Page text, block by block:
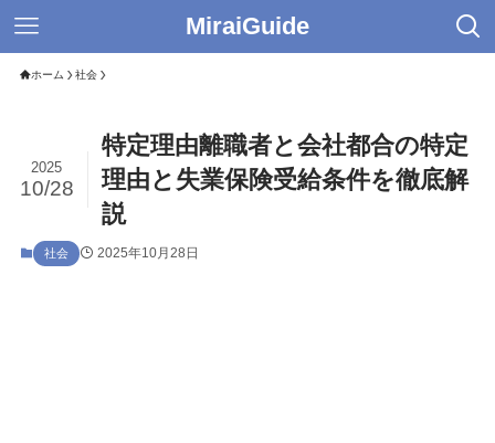
MiraiGuide
ホーム 社会
特定理由離職者と会社都合の特定
理由と失業保険受給条件を徹底解
説
2025
10/28
社会 2025年10月28日